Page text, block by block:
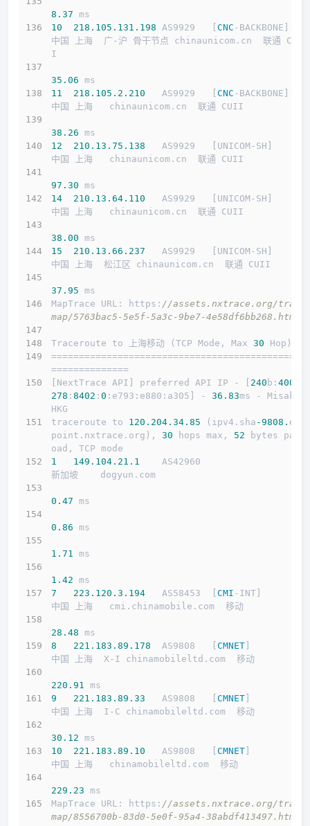
8.37 ms
10
218.105 .131 .198 AS9929   [ CNC -BACKBONE]
中国 上海  广-沪 骨干节点 chinaunicom.cn  联通 CUI
I
35.06 ms
11
218.105 .2 .210
   AS9929   [
CNC -BACKBONE]
中国 上海   chinaunicom.cn  联通 CUII
38.26 ms
12
210.13 .75 .138
   AS9929   [UNICOM-SH]
中国 上海   chinaunicom.cn  联通 CUII
97.30 ms
14
210.13 .64 .110
   AS9929   [UNICOM-SH]
中国 上海   chinaunicom.cn  联通 CUII
38.00 ms
15
210.13 .66 .237
   AS9929   [UNICOM-SH]
中国 上海  松江区 chinaunicom.cn  联通 CUII
37.95 ms
MapTrace URL: https: //assets.nxtrace.org/trace
map/5763bac5-5e5f-5a3c-9be7-4e58df6bb268.html
Traceroute to 上海移动 (TCP Mode, Max 30 Hop)
==============================================
==============
[NextTrace API] preferred API IP - [ 240 b: 4001
278 : 8402 : 0 :e793:e880:a305] - 36.83ms - Misaka.
HKG
traceroute to 120.204 .34 .85 (ipv4.sha -9808. end
point.nxtrace.org), 30 hops max, 52 bytes payl
oad, TCP mode
1
149.104 .21 .1
    AS42960
新加坡    dogyun.com
0.47 ms
0.86 ms
1.71 ms
1.42 ms
7
223.120 .3 .194
   AS58453  [
CMI -INT]
中国 上海   cmi.chinamobile.com  移动
28.48 ms
8
221.183 .89 .178
  AS9808   [
CMNET
中国 上海  X-I chinamobileltd.com  移动
220.91 ms
9
221.183 .89 .33
   AS9808   [
CMNET
中国 上海  I-C chinamobileltd.com  移动
30.12 ms
10
221.183 .89 .10
   AS9808   [
CMNET
中国 上海   chinamobileltd.com  移动
229.23 ms
MapTrace URL: https: //assets.nxtrace.org/trace
map/8556700b-83d0-5e0f-95a4-38abdf413497.html